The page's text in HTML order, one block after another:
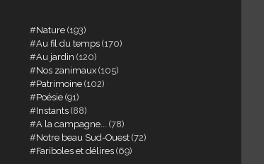
Nature (193)
Au fil du temps (170)
Au jardin (120)
Nos zanimaux (105)
Patrimoine (102)
Poésie (91)
Instants (88)
A la campagne...
(78)
Notre beau Sud-Ouest (72)
Fariboles et délires (69)